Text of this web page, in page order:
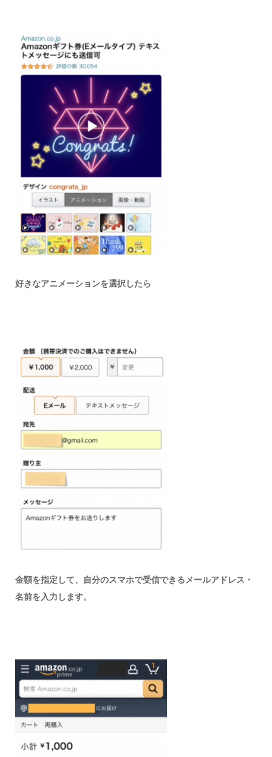
好きなアニメーションを選択したら
金額を指定して、自分のスマホで受信できるメールアドレス・
名前を入力します。